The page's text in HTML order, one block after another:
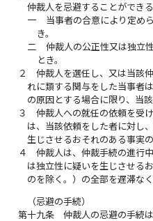
仲裁人を忌避することができる
一
当事者の合意により定め
き。
二
仲裁人の公正性又は独立
とき。
２
仲裁人を選任し、又は当該
れに類する関与をした当事者
の原因とする場合に限り、当
３
仲裁人への就任の依頼を受
は、当該依頼をした者に対し
生じさせるおそれのある事実
４
仲裁人は、仲裁手続の進行
は独立性に疑いを生じさせる
のを除く。）の全部を遅滞な
（忌避の手続）
第十九条
仲裁人の忌避の手続